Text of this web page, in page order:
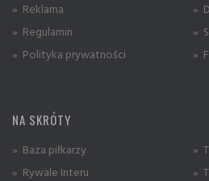
» Reklama
» Regulamin
» Polityka prywatności
»
»
»
NA SKRÓTY
» Baza piłkarzy
» Rywale Interu
»
»